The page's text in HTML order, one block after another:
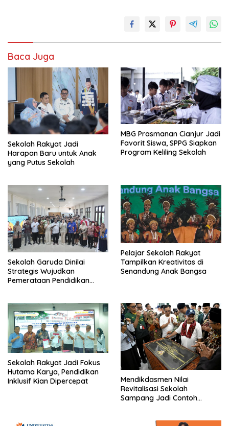
Baca Juga
Sekolah Rakyat Jadi
Harapan Baru untuk Anak
yang Putus Sekolah
MBG Prasmanan Cianjur Jadi
Favorit Siswa, SPPG Siapkan
Program Keliling Sekolah
Sekolah Garuda Dinilai
Strategis Wujudkan
Pemerataan Pendidikan
Pelajar Sekolah Rakyat
Tampilkan Kreativitas di
Senandung Anak Bangsa
Sekolah Rakyat Jadi Fokus
Hutama Karya, Pendidikan
Inklusif Kian Dipercepat
Mendikdasmen Nilai
Revitalisasi Sekolah
Sampang Jadi Contoh